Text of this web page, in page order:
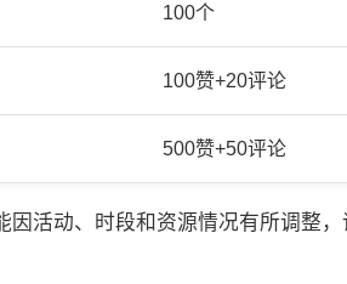
100个
100赞+20评论
500赞+50评论
因活动、时段和资源情况有所调整，